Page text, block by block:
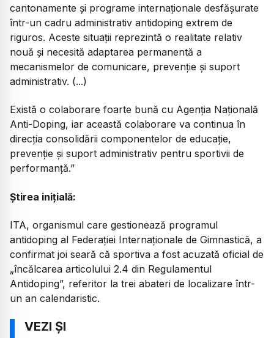
cantonamente și programe internaționale desfășurate
într-un cadru administrativ antidoping extrem de
riguros. Aceste situații reprezintă o realitate relativ
nouă și necesită adaptarea permanentă a
mecanismelor de comunicare, prevenție și suport
administrativ. (...)
Există o colaborare foarte bună cu Agenția Națională
Anti-Doping, iar această colaborare va continua în
direcția consolidării componentelor de educație,
prevenție și suport administrativ pentru sportivii de
performanță.”
Știrea inițială:
ITA, organismul care gestionează programul
antidoping al Federației Internaționale de Gimnastică, a
confirmat joi seară că sportiva a fost acuzată oficial de
„încălcarea articolului 2.4 din Regulamentul
Antidoping”, referitor la trei abateri de localizare într-
un an calendaristic.